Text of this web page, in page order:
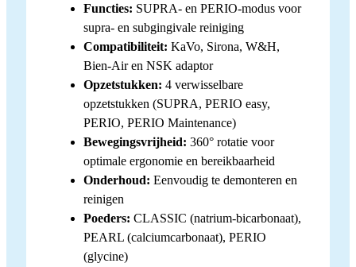
Functies: SUPRA- en PERIO-modus voor
supra- en subgingivale reiniging
Compatibiliteit: KaVo, Sirona, W&H,
Bien-Air en NSK adaptor
Opzetstukken: 4 verwisselbare
opzetstukken (SUPRA, PERIO easy,
PERIO, PERIO Maintenance)
Bewegingsvrijheid: 360° rotatie voor
optimale ergonomie en bereikbaarheid
Onderhoud: Eenvoudig te demonteren en
reinigen
Poeders: CLASSIC (natrium-bicarbonaat),
PEARL (calciumcarbonaat), PERIO
(glycine)